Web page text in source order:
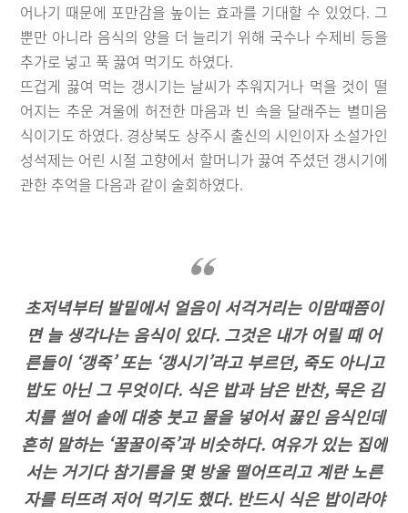
어나기 때문에 포만감을 높이는 효과를 기대할 수 있었다. 그
뿐만 아니라 음식의 양을 더 늘리기 위해 국수나 수제비 등을
추가로 넣고 푹 끓여 먹기도 하였다.
뜨겁게 끓여 먹는 갱시기는 날씨가 추워지거나 먹을 것이 떨
어지는 추운 겨울에 허전한 마음과 빈 속을 달래주는 별미음
식이기도 하였다. 경상북도 상주시 출신의 시인이자 소설가인
성석제는 어린 시절 고향에서 할머니가 끓여 주셨던 갱시기에
관한 추억을 다음과 같이 술회하였다.
초저녁부터 발밑에서 얼음이 서걱거리는 이맘때쯤이
면 늘 생각나는 음식이 있다. 그것은 내가 어릴 때 어
른들이 ‘갱죽’ 또는 ‘갱시기’라고 부르던, 죽도 아니고
밥도 아닌 그 무엇이다. 식은 밥과 남은 반찬, 묵은 김
치를 썰어 솥에 대충 붓고 물을 넣어서 끓인 음식인데
흔히 말하는 ‘꿀꿀이죽’과 비슷하다. 여유가 있는 집에
서는 거기다 참기름을 몇 방울 떨어뜨리고 계란 노른
자를 터뜨려 저어 먹기도 했다. 반드시 식은 밥이라야